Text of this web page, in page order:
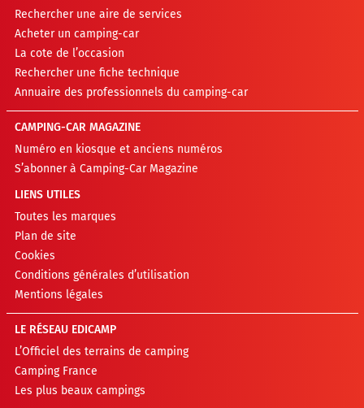
Rechercher une aire de services
Acheter un camping-car
La cote de l’occasion
Rechercher une fiche technique
Annuaire des professionnels du camping-car
CAMPING-CAR MAGAZINE
Numéro en kiosque et anciens numéros
S’abonner à Camping-Car Magazine
LIENS UTILES
Toutes les marques
Plan de site
Cookies
Conditions générales d’utilisation
Mentions légales
LE RÉSEAU EDICAMP
L’Officiel des terrains de camping
Camping France
Les plus beaux campings